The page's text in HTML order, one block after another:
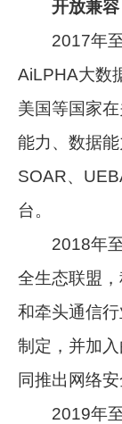
开放兼
2017年至
AiLPHA大数
美国等国家
能力、数据
SOAR、
台。
2018年至
全生态联盟
和牵头通信
制定，并加
同推出网络安
2019年至